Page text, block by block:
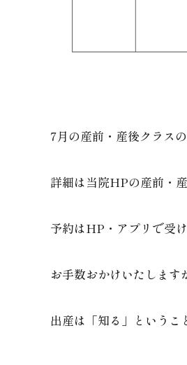
7月の産前・産後クラス
詳細は当院HPの産前・
予約はHP・アプリで受
お手数おかけいたします
出産は「知る」というこ